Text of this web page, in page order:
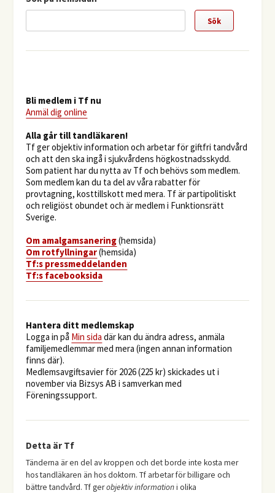
Bli medlem i Tf nu
Anmäl dig online
​Alla går till tandläkaren!
Tf ger objektiv information och arbetar för giftfri tandvård
och att den ska ingå i sjukvårdens högkostnadsskydd.
Som patient har du nytta av Tf och behövs som medlem.
Som medlem kan du ta del av våra rabatter för
provtagning, kosttillskott med mera. Tf är partipolitiskt
och religiöst obundet och är medlem i Funktionsrätt
Sverige.
Om amalgamsanering(hemsida)
Om rotfyllningar(hemsida)
​Tf:s pressmeddelanden
Tf:s facebooksida
Hantera ditt medlemskap
Logga in på Min sida där kan du ändra adress, anmäla
familjemedlemmar med mera (ingen annan information
finns där).
Medlemsavgiftsavier för 2026 (225 kr) skickades ut i
november via Bizsys AB i samverkan med
Föreningssupport.
Detta är Tf
Tänderna är en del av kroppen och det borde inte kosta mer
hos tandläkaren än hos doktorn. Tf arbetar för billigare och
bättre tandvård. Tf gerobjektiv informationi olika